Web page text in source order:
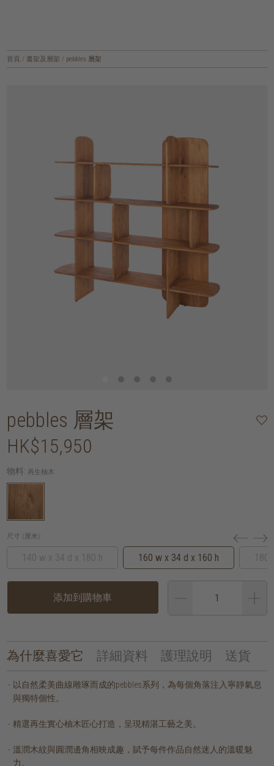
首頁 / 書架及層架 / pebbles 層架
pebbles 層架
HK$15,950
物料: 再生柚木
尺寸 (厘米):
160 w x 34 d x 160 h
添加到購物車
為什麼喜愛它 詳細資料 護理說明 送貨
以自然柔美曲線雕琢而成的pebbles系列，為每個角落注入寧靜氣息
與獨特個性。
精選再生實心柚木匠心打造，呈現精湛工藝之美。
溫潤木紋與圓潤邊角相映成趣，賦予每件作品自然迷人的溫暖魅
力。